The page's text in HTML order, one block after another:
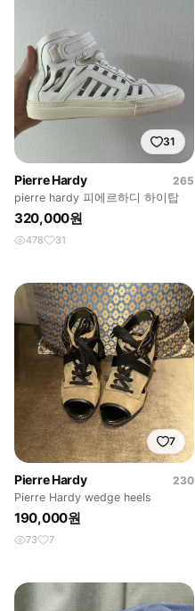
31
Pierre Hardy
265
pierre hardy 피에르하디 하이탑
320,000원
478 31
7
Pierre Hardy
230
Pierre Hardy wedge heels
190,000원
73 7